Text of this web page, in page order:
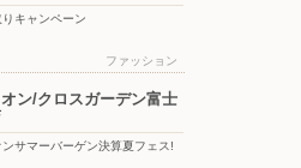
キャンペーン
ファッション
ン/クロスガーデン富士
ンサマーバーゲン決算夏フェス!